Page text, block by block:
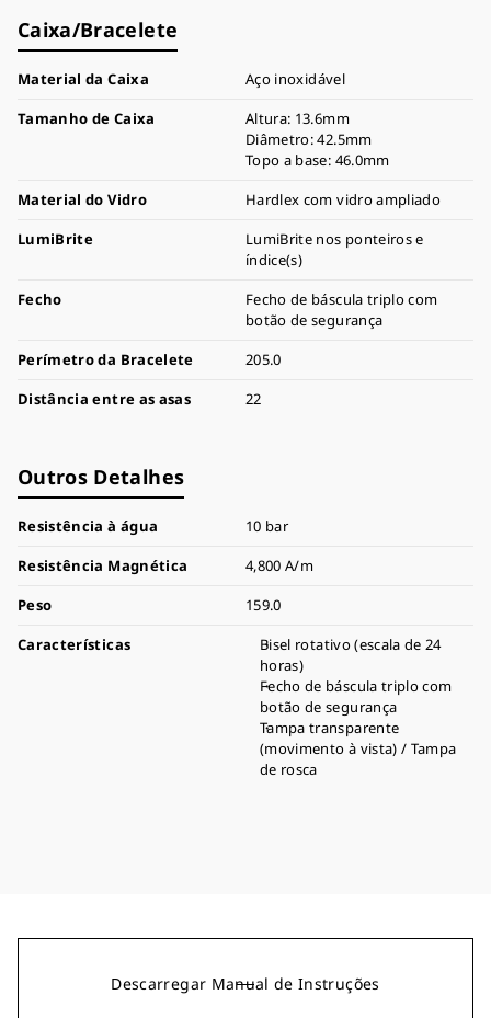
Caixa/Bracelete
Material da Caixa
Aço inoxidável
Tamanho de Caixa
Altura: 13.6mm
Diâmetro: 42.5mm
Topo a base: 46.0mm
Material do Vidro
Hardlex com vidro ampliado
LumiBrite
LumiBrite nos ponteiros e
índice(s)
Fecho
Fecho de báscula triplo com
botão de segurança
Perímetro da Bracelete
205.0
Distância entre as asas
22
Outros Detalhes
Resistência à água
10 bar
Resistência Magnética
4,800 A/m
Peso
159.0
Características
Bisel rotativo (escala de 24
horas)
Fecho de báscula triplo com
botão de segurança
Tampa transparente
(movimento à vista) / Tampa
de rosca
Descarregar Manual de Instruções